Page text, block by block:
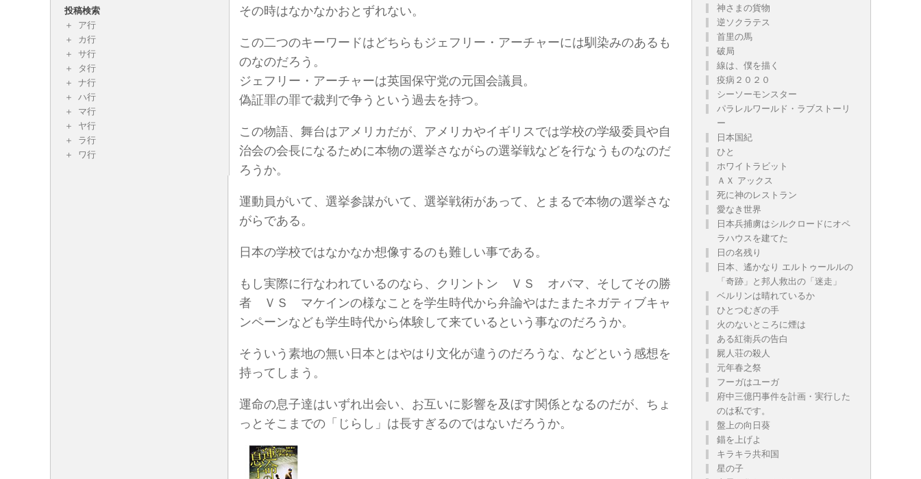
その時はなかなかおとずれない。
この二つのキーワードはどちらもジェフリー・アーチャーには馴染みのあるも
のなのだろう。
ジェフリー・アーチャーは英国保守党の元国会議員。
偽証罪の罪で裁判で争うという過去を持つ。
この物語、舞台はアメリカだが、アメリカやイギリスでは学校の学級委員や自
治会の会長になるために本物の選挙さながらの選挙戦などを行なうものなのだ
ろうか。
運動員がいて、選挙参謀がいて、選挙戦術があって、とまるで本物の選挙さな
がらである。
日本の学校ではなかなか想像するのも難しい事である。
もし実際に行なわれているのなら、クリントン ＶＳ オバマ、そしてその勝
者 ＶＳ マケインの様なことを学生時代から弁論やはたまたネガティブキャ
ンペーンなども学生時代から体験して来ているという事なのだろうか。
そういう素地の無い日本とはやはり文化が違うのだろうな、などという感想を
持ってしまう。
運命の息子達はいずれ出会い、お互いに影響を及ぼす関係となるのだが、ちょ
っとそこまでの「じらし」は長すぎるのではないだろうか。
投稿検索
ア行
カ行
サ行
タ行
ナ行
ハ行
マ行
ヤ行
ラ行
ワ行
神さまの貨物
逆ソクラテス
首里の馬
破局
線は、僕を描く
疫病２０２０
シーソーモンスター
パラレルワールド・ラブストーリ
ー
日本国紀
ひと
ホワイトラビット
ＡＸ アックス
死に神のレストラン
愛なき世界
日本兵捕虜はシルクロードにオペ
ラハウスを建てた
日の名残り
日本、遙かなり エルトゥールルの
「奇跡」と邦人救出の「迷走」
ベルリンは晴れているか
ひとつむぎの手
火のないところに煙は
ある紅衛兵の告白
屍人荘の殺人
元年春之祭
フーガはユーガ
府中三億円事件を計画・実行した
のは私です。
盤上の向日葵
錨を上げよ
キラキラ共和国
星の子